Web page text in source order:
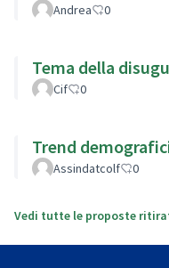
Andrea 0
Tema della
Cif 0
Trend
Assindatcolf 0
Vedi tutte le proposte